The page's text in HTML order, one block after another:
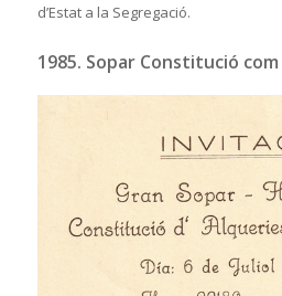
d’Estat a la Segregació.
1985. Sopar Constitució